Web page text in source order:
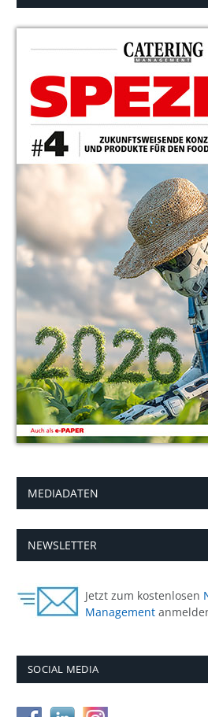
MEDIADATEN
NEWSLETTER
Jetzt zum kostenlosen
Management
SOCIAL MEDIA